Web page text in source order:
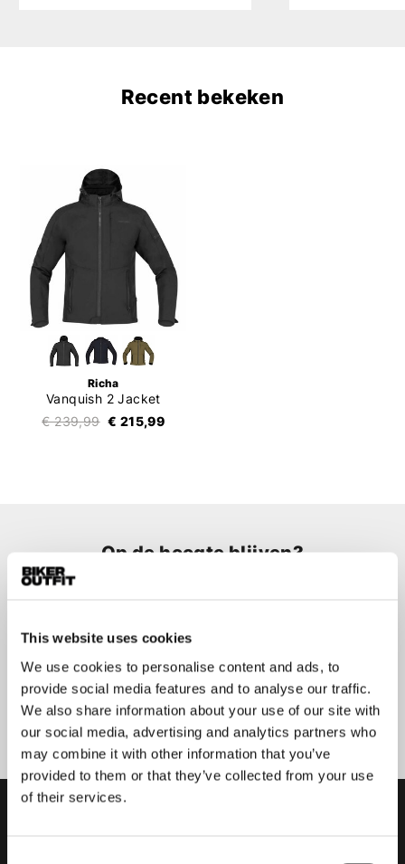
This website uses cookies
We use cookies to personalise content and ads, to
provide social media features and to analyse our traffic.
We also share information about your use of our site with
our social media, advertising and analytics partners who
may combine it with other information that you’ve
provided to them or that they’ve collected from your use
of their services.
Recent bekeken
Richa
Vanquish 2 Jacket
€ 239,99 € 215,99
Op de hoogte blijven?
Geen zorgen, wij zullen je niet spammen